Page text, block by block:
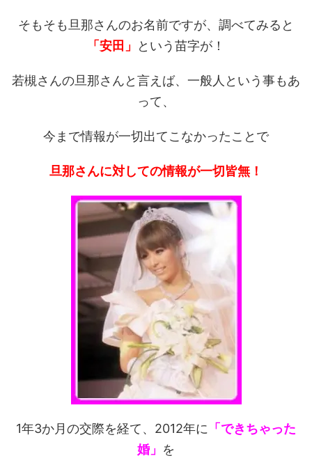
そもそも旦那さんのお名前ですが、調べてみると
「安田」
という苗字が！
若槻さんの旦那さんと言えば、一般人という事もあ
って、
今まで情報が一切出てこなかったことで
旦那さんに対しての情報が一切皆無！
1年3か月の交際を経て、2012年に 「できちゃった
婚」 を